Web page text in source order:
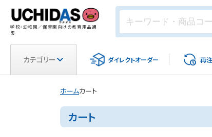
学校・幼稚園／保育園向けの教育用品通
販
カテゴリー ダイレクトオーダー 再
ホームカート
カート